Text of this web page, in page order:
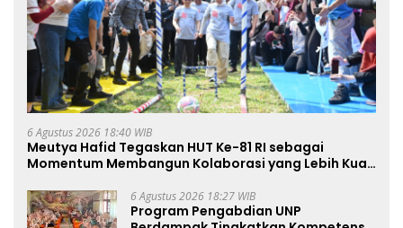
6 Agustus 2026 18:40 WIB
Meutya Hafid Tegaskan HUT Ke-81 RI sebagai
Momentum Membangun Kolaborasi yang Lebih Kuat
6 Agustus 2026 18:27 WIB
Program Pengabdian UNP